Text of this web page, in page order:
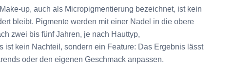
up, auch als Micropigmentierung bezeichnet, ist kein
bleibt. Pigmente werden mit einer Nadel in die obere
zwei bis fünf Jahren, je nach Hauttyp,
ist kein Nachteil, sondern ein Feature: Das Ergebnis lässt
oder den eigenen Geschmack anpassen.